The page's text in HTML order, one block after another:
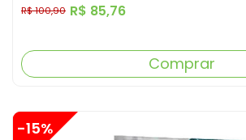
R$ 85,76
R$ 100,90
Comprar
-15%